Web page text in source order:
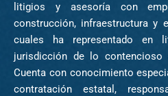
litigios y asesoría con
construcción, infraestructura y
cuales ha representado en
jurisdicción de lo contencioso
Cuenta con conocimiento
contratación estatal,